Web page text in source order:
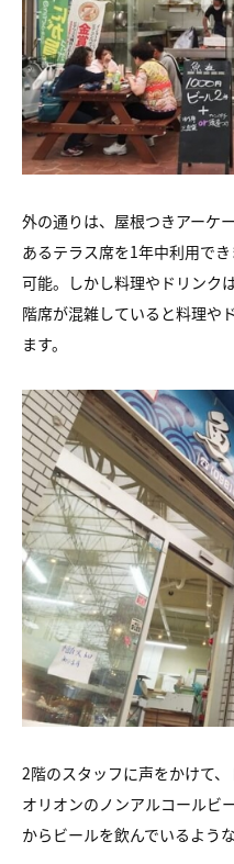
外の通りは、屋根つきアーケ
あるテラス席を1年中利用で
可能。しかし料理やドリンク
階席が混雑していると料理や
ます。
2階のスタッフに声をかけて、
オリオンのノンアルコールビ
からビールを飲んでいるよう